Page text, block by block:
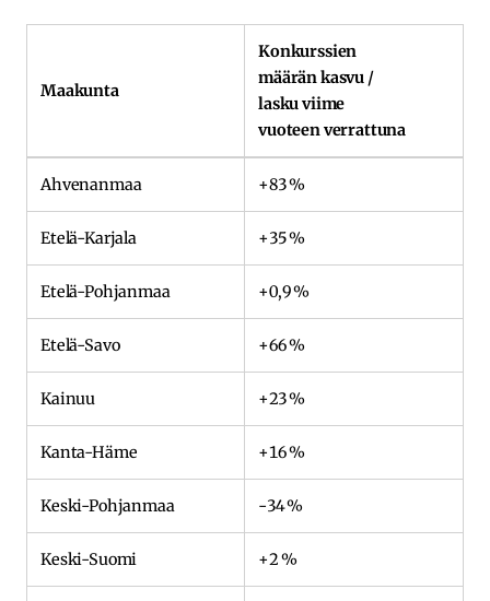
Maakunta
Konkurssien
määrän kasvu /
lasku viime
vuoteen verrattuna
Ahvenanmaa +83 %
Etelä-Karjala +35 %
Etelä-Pohjanmaa +0,9 %
Etelä-Savo +66 %
Kainuu +23 %
Kanta-Häme +16 %
Keski-Pohjanmaa -34 %
Keski-Suomi +2 %